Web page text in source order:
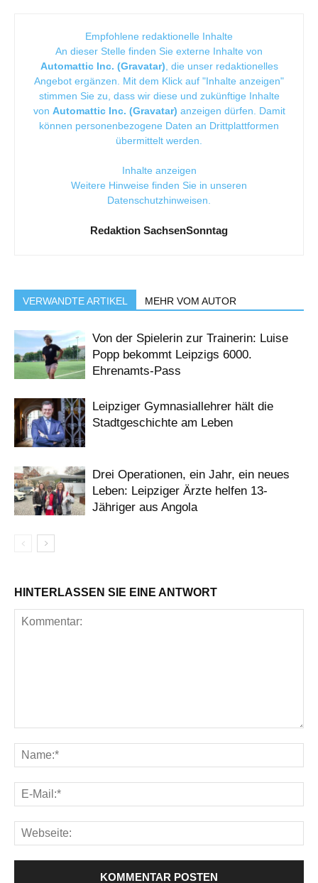
Empfohlene redaktionelle Inhalte
An dieser Stelle finden Sie externe Inhalte von
Automattic Inc. (Gravatar) , die unser redaktionelles
Angebot ergänzen. Mit dem Klick auf "Inhalte anzeigen"
stimmen Sie zu, dass wir diese und zukünftige Inhalte
von Automattic Inc. (Gravatar) anzeigen dürfen. Damit
können personenbezogene Daten an Drittplattformen
übermittelt werden.
Inhalte anzeigen
Weitere Hinweise finden Sie in unseren
Datenschutzhinweisen
Redaktion SachsenSonntag
VERWANDTE ARTIKEL MEHR VOM AUTOR
Von der Spielerin zur Trainerin: Luise
Popp bekommt Leipzigs 6000.
Ehrenamts-Pass
Leipziger Gymnasiallehrer hält die
Stadtgeschichte am Leben
Drei Operationen, ein Jahr, ein neues
Leben: Leipziger Ärzte helfen 13-
Jähriger aus Angola
HINTERLASSEN SIE EINE ANTWORT